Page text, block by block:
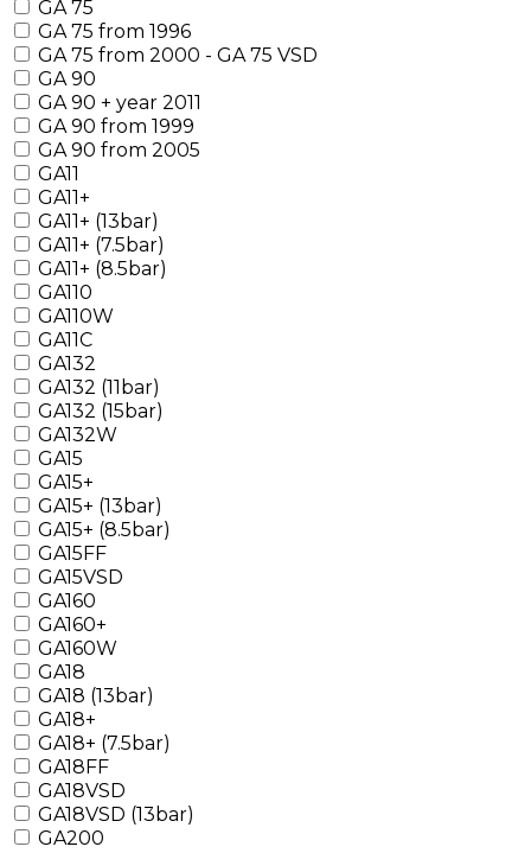
GA 75
GA 75 from 1996
GA 75 from 2000 - GA 75 VSD
GA 90
GA 90 + year 2011
GA 90 from 1999
GA 90 from 2005
GA11
GA11+
GA11+ (13bar)
GA11+ (7.5bar)
GA11+ (8.5bar)
GA110
GA110W
GA11C
GA132
GA132 (11bar)
GA132 (15bar)
GA132W
GA15
GA15+
GA15+ (13bar)
GA15+ (8.5bar)
GA15FF
GA15VSD
GA160
GA160+
GA160W
GA18
GA18 (13bar)
GA18+
GA18+ (7.5bar)
GA18FF
GA18VSD
GA18VSD (13bar)
GA200